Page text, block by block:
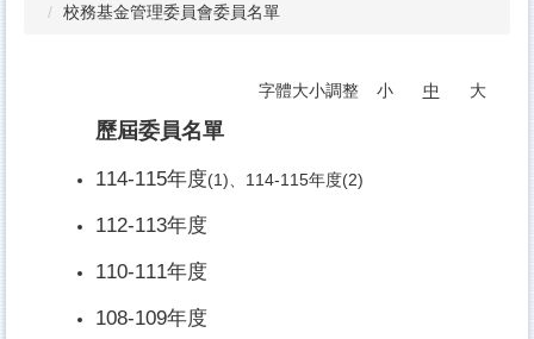
校務基金管理委員會委員名單
字體大小調整 小 中 大
歷屆委員名單
114-115年度(1) 114-115年度(2)
112-113年度
110-111年度
108-109年度